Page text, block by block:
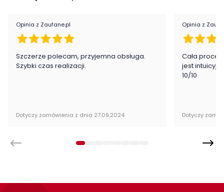
Kolor blatu:
Rozkładany:
rozłożonego:
Rodzaj nóg:
Kolor stołu: Złoty
Opinia z Zaufane.pl
Szczerze polecam, przyjemna obsługa.
Szybki czas realizacji.
Dotyczy zamówienia z dnia 27.09.2024
Opinia z
Cała
jest
10/10
Dotyczy